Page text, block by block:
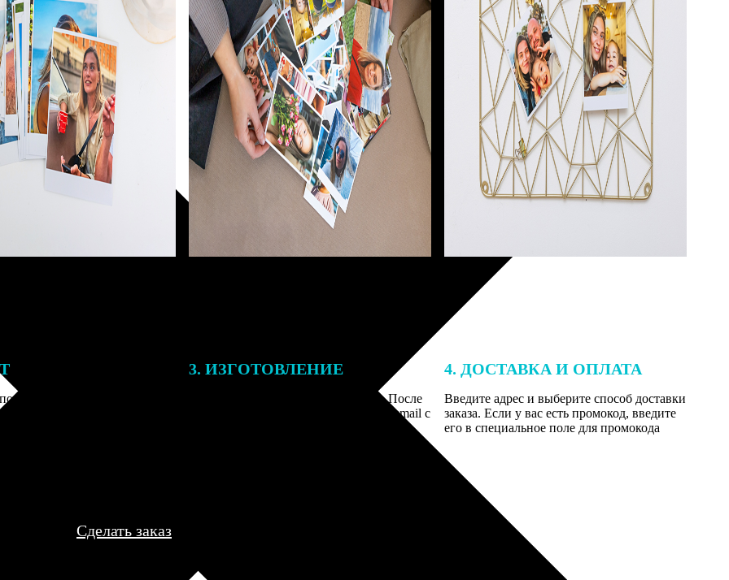
заказа к печати
могут связаться с Вами
телефону или email для
деталей.
3. ИЗГОТОВЛЕНИЕ
Оплатите заказ банковской картой. После
оплаты получите подтверждение на email с
описанием заказа. Когда отправим заказ
4. ДОСТАВКА И ОПЛАТА
Введите адрес и выберите способ доставки
заказа. Если у вас есть промокод, введите
его в специальное поле для промокода
Сделать заказ